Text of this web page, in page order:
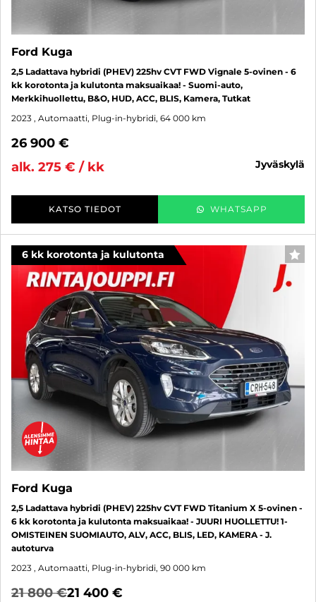
Ford Kuga
2,5 Ladattava hybridi (PHEV) 225hv CVT FWD Vignale 5-ovinen - 6
kk korotonta ja kulutonta maksuaikaa! - Suomi-auto,
Merkkihuollettu, B&O, HUD, ACC, BLIS, Kamera, Tutkat
2023 , Automaatti, Plug-in-hybridi, 64 000 km
26 900 €
alk. 275 € / kk
jyväskylä
KATSO TIEDOT WHATSAPP
6 kk korotonta ja kulutonta
Ford Kuga
2,5 Ladattava hybridi (PHEV) 225hv CVT FWD Titanium X 5-ovinen -
6 kk korotonta ja kulutonta maksuaikaa! - JUURI HUOLLETTU! 1-
OMISTEINEN SUOMIAUTO, ALV, ACC, BLIS, LED, KAMERA - J.
autoturva
2023 , Automaatti, Plug-in-hybridi, 90 000 km
21 800 €21 400 €